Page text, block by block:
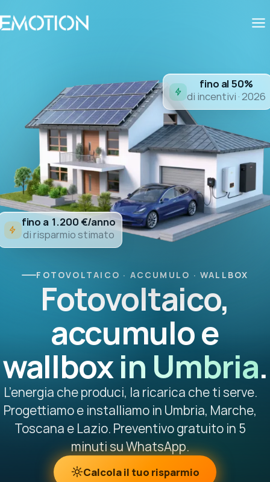
FOTOVOLTAICO · ACCUMULO · WALLBOX
Fotovoltaico,
accumulo e
wallboxin Umbria.
L’energia che produci, la ricarica che ti serve.
Progettiamo e installiamo in Umbria, Marche,
Toscana e Lazio. Preventivo gratuito in 5
minuti su WhatsApp.
Calcola il tuo risparmio
fino a 1.200 €/anno
di risparmio stimato
fino al 50%
di incentivi · 2026